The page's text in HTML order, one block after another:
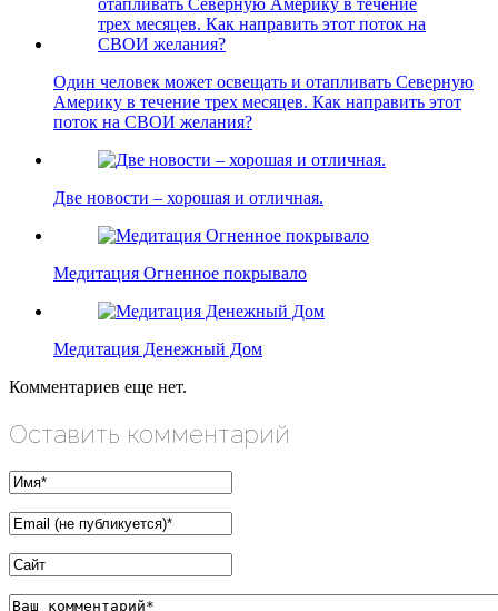
Один человек может освещать и отапливать Северную
Америку в течение трех месяцев. Как направить этот
поток на СВОИ желания?
Две новости – хорошая и отличная.
Медитация Огненное покрывало
Медитация Денежный Дом
Комментариев еще нет.
Оставить комментарий